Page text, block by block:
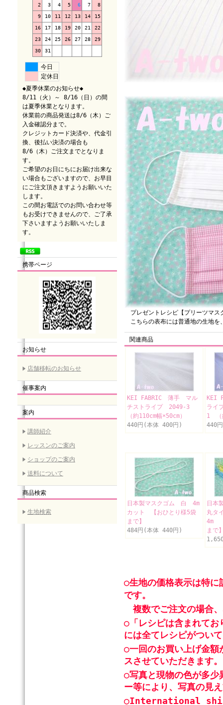
2 3 4 5 6 7 8
9 10 11 12 13 14 15
16 17 18 19 20 21 22
23 24 25 26 27 28 29
30 31
今日
定休日
◆夏季休業のお知らせ◆
8/11（火）～ 8/16（日）の間
は夏季休業となります。
休業前の商品発送は8/6（木）ご
入金確認分まで。
クレジットカード決済や、代金引
換、後払い決済の場合も
8/6（木）ご注文までとなりま
す。
ご希望のお日にちにお届け出来な
い場合もございますので、お早目
にご注文頂きますようお願いいた
します。
この間お電話でのお問い合わせ等
もお受けできませんので、ご了承
下さいますようお願いいたしま
す。
携帯ページ
お知らせ
店舗移転のお知らせ
催事案内
案内
講師紹介
レッスンのご案内
ショップのご案内
送料について
商品検索
生地検索
プレゼントレシピ【プリーツマス
こちらの表布には普通地の生地を
関連商品
KEI FABRIC 薄手 マル
チストライプ 2049-3
（約110cm幅×50cm）
440円(本体 400円)
KEI
ライ
1 （
440
日本製マスクゴム 白 4m
カット 【おひとり様5袋
まで】
484円(本体 440円)
日本
丸タ
4m
まで
○生地の価格表示は特に
です。
複数でご注文の場合
○「レシピは含まれてお
には全てレシピがつい
○一回のお買い上げ金
スさせていただきます。
○写真と現物の色が多少
ー等により、写真の見
○International